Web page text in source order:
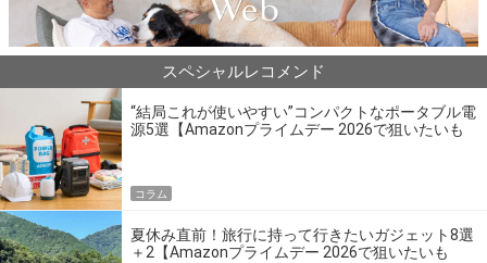
スペシャルレコメンド
“結局これが使いやすい”コンパクトなポータブル電
源5選【Amazonプライムデー 2026で狙いたいも
コラム
夏休み直前！旅行に持って行きたいガジェット8選
＋2【Amazonプライムデー 2026で狙いたいも